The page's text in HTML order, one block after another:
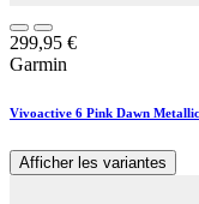
299,95 €
Garmin
Vivoactive 6 Pink Dawn
Afficher les variantes